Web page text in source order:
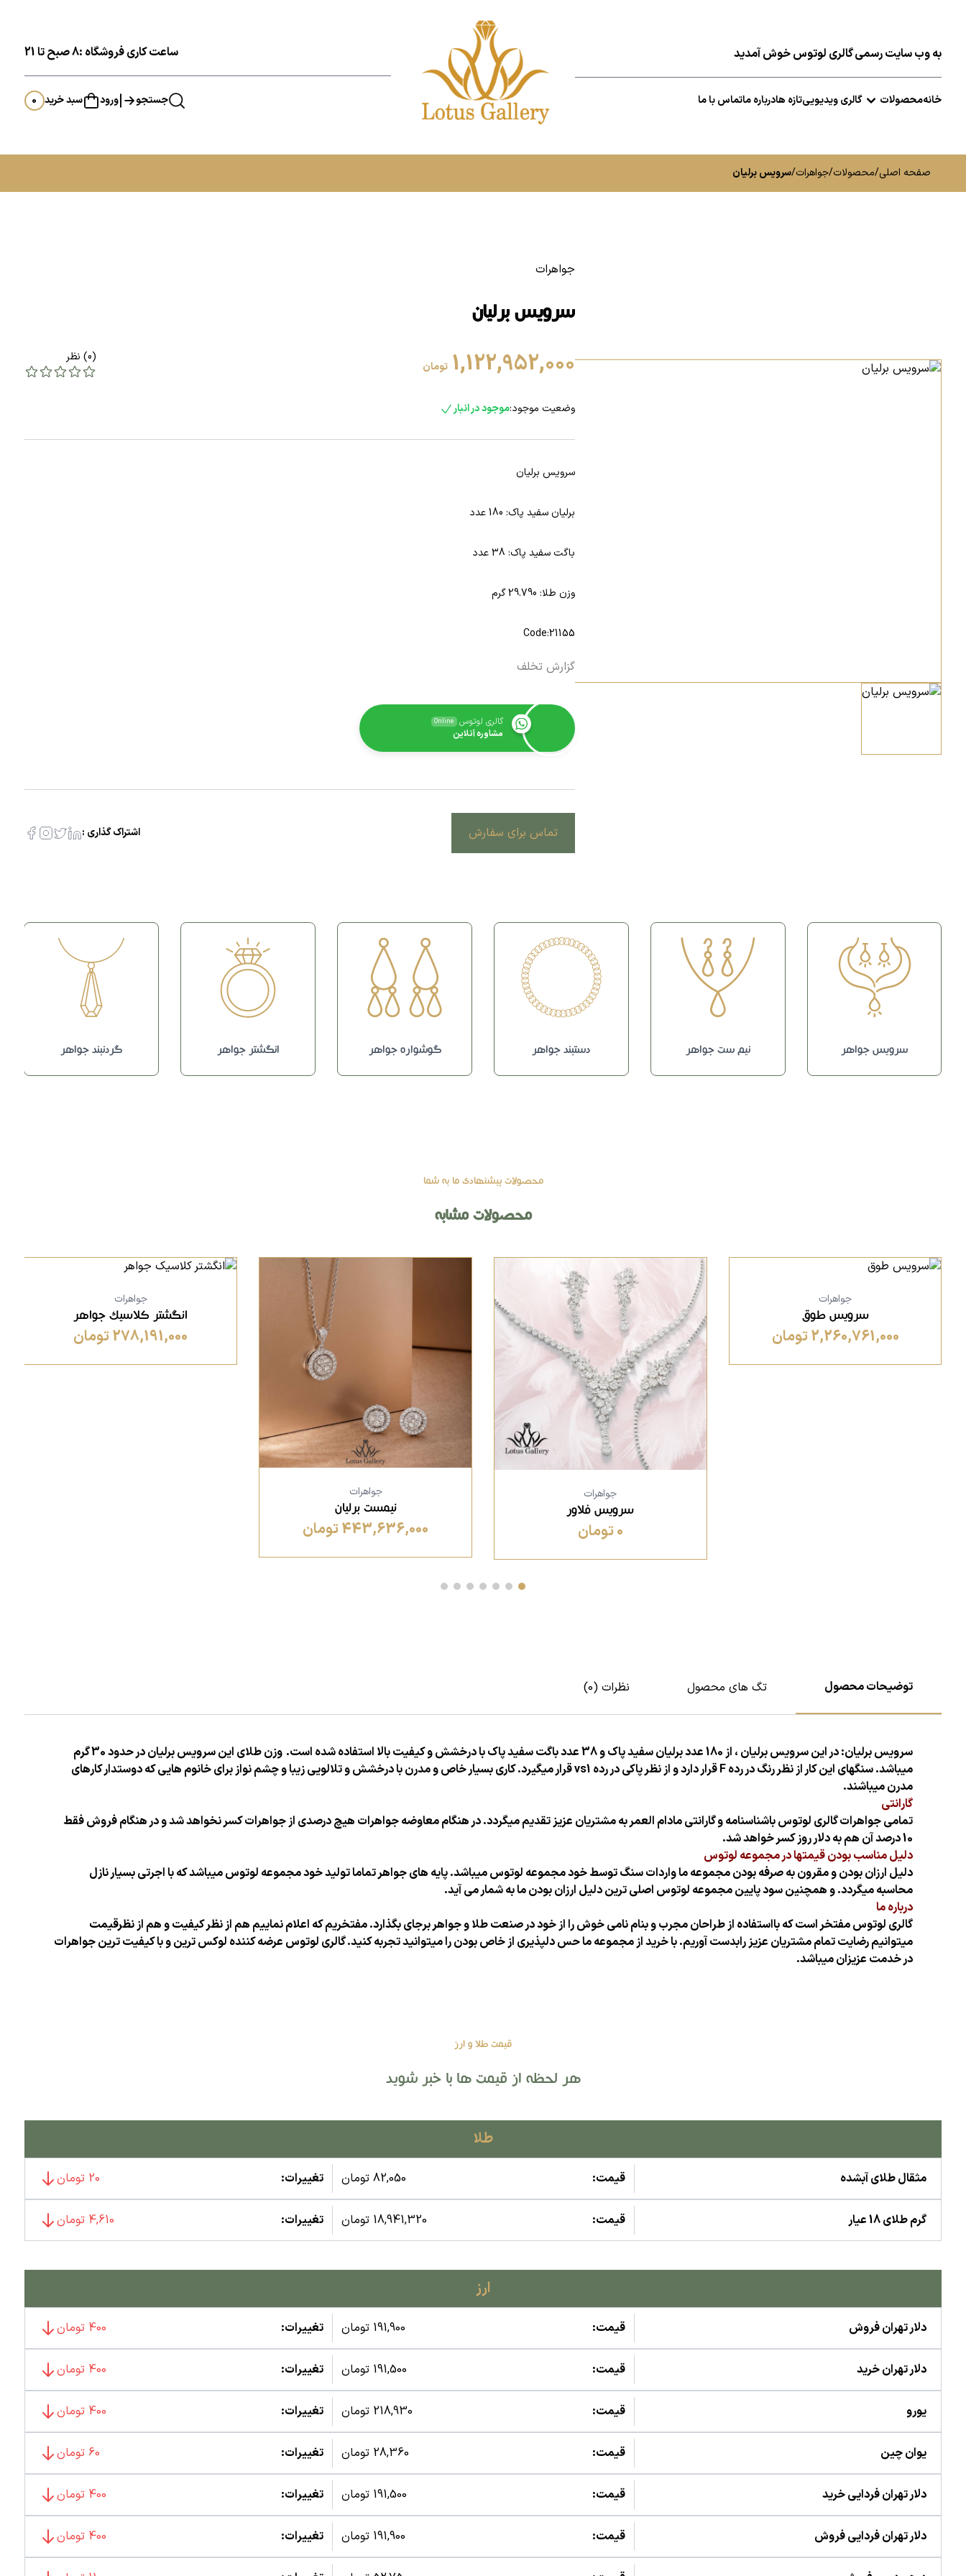
به وب سایت رسمی گالری لوتوس خوش آمدید
خانهمحصولات گالری ویدیوییتازه هادرباره ماتماس با ما
ساعت کاری فروشگاه :8 صبح تا 21
جستجو ورود سبد خرید 0
صفحه اصلی/محصولات/جواهرات/سرویس برلیان
جواهرات
سرویس برلیان
1,122,952,000 تومان
(0) نظر
وضعیت موجود:موجود در انبار
سرویس برلیان
برلیان سفید پاک: 180 عدد
باگت سفید پاک: 38 عدد
وزن طلا: 29.790 گرم
Code:21155
گزارش تخلف
گالری لوتوس Online
مشاوره آنلاین
تماس برای سفارش اشتراک گذاری :
سرویس جواهر نیم ست جواهر دستبند جواهر گوشواره جواهر انگشتر جواهر گردنبند جواهر
محصولات پیشنهادی ما به شما
محصولات مشابه
جواهرات
سرویس طوق
2,260,761,000 تومان
جواهرات
سرویس فلاور
0 تومان
جواهرات
نیمست برلیان
443,636,000 تومان
جواهرات
انگشتر کلاسیک جواهر
278,191,000 تومان
توضیحات محصول تگ های محصول نظرات (0)
سرویس برلیان: در این سرویس برلیان ، از 180 عدد برلیان سفید پاک و 38 عدد باگت سفید پاک با درخشش و کیفیت بالا استفاده شده است.
وزن طلای این سرویس برلیان در حدود 30 گرم
میباشد. سنگهای این کار از نظر رنگ در رده F قرار دارد و از نظر پاکی در رده vs1 قرار میگیرد. کاری بسیار خاص و مدرن با درخشش و تلالویی زیبا و چشم نواز برای خانوم هایی که دوستدار کارهای
مدرن میباشند.
گارانتی
تمامی جواهرات گالری لوتوس باشناسنامه و گارانتی مادام العمر به مشتریان عزیز تقدیم میگردد. در هنگام معاوضه جواهرات هیچ درصدی از جواهرات کسر نخواهد شد و در هنگام فروش فقط
10 درصد آن هم به دلار روز کسر خواهد شد.
دلیل مناسب بودن قیمتها در مجموعه لوتوس
دلیل ارزان بودن و مقرون به صرفه بودن مجموعه ما واردات سنگ توسط خود مجموعه لوتوس میباشد. پایه های جواهر تماما تولید خود مجموعه لوتوس میباشد که با اجرتی بسیار نازل
محاسبه میگردد. و همچنین سود پایین مجموعه لوتوس اصلی ترین دلیل ارزان بودن ما به شمار می آید.
درباره ما
گالری لوتوس مفتخر است که بااستفاده از طراحان مجرب و بنام نامی خوش را از خود در صنعت طلا و جواهر برجای بگذارد. مفتخریم که اعلام نماییم هم از نظر کیفیت و هم از نظرقیمت
میتوانیم رضایت تمام مشتریان عزیز رابدست آوریم. با خرید از مجموعه ما حس دلپذیری از خاص بودن را میتوانید تجربه کنید. گالری لوتوس عرضه کننده لوکس ترین و با کیفیت ترین جواهرات
در خدمت عزیزان میباشد.
قیمت طلا و ارز
هر لحظه از قیمت ها با خبر شوید
طلا
مثقال طلای آبشده قیمت: 82,050 تومان تغییرات: 20 تومان
گرم طلای 18 عیار قیمت: 18,941,320 تومان تغییرات: 4,610 تومان
ارز
دلار تهران فروش قیمت: 191,900 تومان تغییرات: 400 تومان
دلار تهران خرید قیمت: 191,500 تومان تغییرات: 400 تومان
یورو قیمت: 218,930 تومان تغییرات: 400 تومان
یوان چین قیمت: 28,360 تومان تغییرات: 60 تومان
دلار تهران فردایی خرید قیمت: 191,500 تومان تغییرات: 400 تومان
دلار تهران فردایی فروش قیمت: 191,900 تومان تغییرات: 400 تومان